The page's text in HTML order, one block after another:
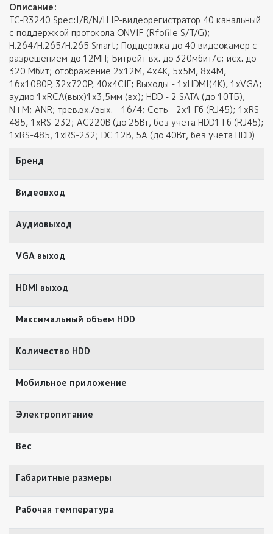
Описание:
TC-R3240 Spec:I/B/N/H IP-видеорегистратор 40 канальный
с поддержкой протокола ONVIF (Rfofile S/T/G);
H.264/H.265/H.265 Smart; Поддержка до 40 видеокамер с
разрешением до 12МП; Битрейт вх. до 320мбит/с; исх. до
320 Мбит; отображение 2x12M, 4x4K, 5x5M, 8x4M,
16x1080P, 32x720P, 40x4CIF; Выходы - 1xHDMI(4K), 1xVGA;
аудио 1xRCA(вых)1x3,5мм (вх); HDD - 2 SATA (до 10ТБ),
N+M; ANR; трев.вх./вых. - 16/4; Сеть - 2x1 Гб (RJ45); 1xRS-
485, 1xRS-232; AC220В (до 25Вт, без учета HDD1 Гб (RJ45);
1xRS-485, 1xRS-232; DC 12В, 5А (до 40Вт, без учета HDD)
Бренд
Видеовход
Аудиовыход
VGA выход
HDMI выход
Максимальный объем HDD
Количество HDD
Мобильное приложение
Электропитание
Вес
Габаритные размеры
Рабочая температура